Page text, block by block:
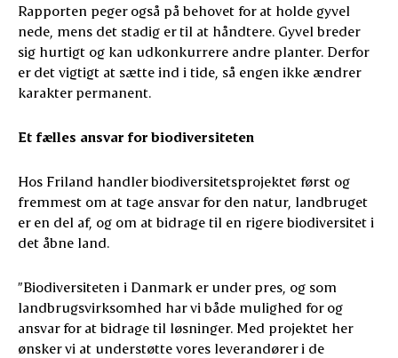
Rapporten peger også på behovet for at holde gyvel
nede, mens det stadig er til at håndtere. Gyvel breder
sig hurtigt og kan udkonkurrere andre planter. Derfor
er det vigtigt at sætte ind i tide, så engen ikke ændrer
karakter permanent.
Et fælles ansvar for biodiversiteten
Hos Friland handler biodiversitetsprojektet først og
fremmest om at tage ansvar for den natur, landbruget
er en del af, og om at bidrage til en rigere biodiversitet i
det åbne land.
”Biodiversiteten i Danmark er under pres, og som
landbrugsvirksomhed har vi både mulighed for og
ansvar for at bidrage til løsninger. Med projektet her
ønsker vi at understøtte vores leverandører i de